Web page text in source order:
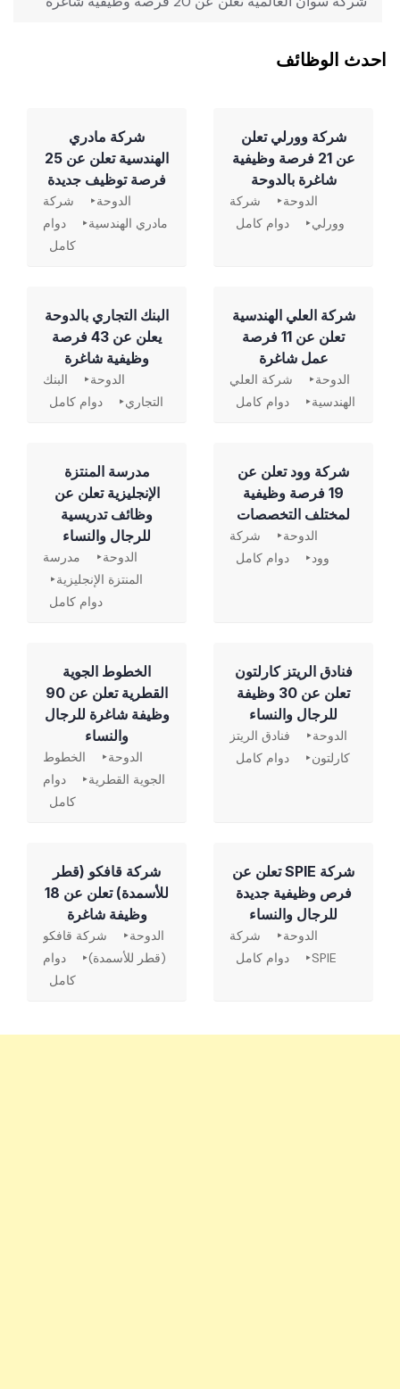
احدث الوظائف
شركة وورلي تعلن
عن 21 فرصة وظيفية
شاغرة بالدوحة
الدوحة
شركة
وورلي
دوام كامل
شركة مادري
الهندسية تعلن عن 25
فرصة توظيف جديدة
الدوحة
شركة
مادري الهندسية
دوام
كامل
شركة العلي الهندسية
تعلن عن 11 فرصة
عمل شاغرة
الدوحة
شركة العلي
الهندسية
دوام كامل
‏البنك التجاري بالدوحة
يعلن عن 43 فرصة
وظيفية شاغرة
الدوحة
البنك
التجاري
دوام كامل
شركة وود تعلن عن
19 فرصة وظيفية
لمختلف التخصصات
الدوحة
شركة
وود
دوام كامل
مدرسة المنتزة
الإنجليزية تعلن عن
وظائف تدريسية
للرجال والنساء
الدوحة
مدرسة
المنتزة الإنجليزية
دوام كامل
فنادق الريتز كارلتون
تعلن عن 30 وظيفة
للرجال والنساء
الدوحة
فنادق الريتز
كارلتون
دوام كامل
الخطوط الجوية
القطرية تعلن عن 90
وظيفة شاغرة للرجال
والنساء
الدوحة
الخطوط
الجوية القطرية
دوام
كامل
شركة SPIE تعلن عن
فرص وظيفية جديدة
للرجال والنساء
الدوحة
شركة
SPIE
دوام كامل
شركة قافكو (قطر
للأسمدة) تعلن عن 18
وظيفة شاغرة
الدوحة
شركة قافكو
(قطر للأسمدة)
دوام
كامل